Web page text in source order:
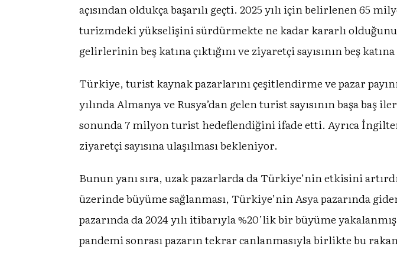
açısından oldukça başarılı geçti. 2025 yılı için belirlenen 65
turizmdeki yükselişini sürdürmekte ne kadar kararlı
gelirlerinin beş katına çıktığını ve ziyaretçi sayısının beş
Türkiye, turist kaynak pazarlarını çeşitlendirme ve pazar
yılında Almanya ve Rusya’dan gelen turist sayısının başa
sonunda 7 milyon turist hedeflendiğini ifade etti. Ayrıca
ziyaretçi sayısına ulaşılması bekleniyor.
Bunun yanı sıra, uzak pazarlarda da Türkiye’nin etkisini
üzerinde büyüme sağlanması, Türkiye’nin Asya pazarında
pazarında da 2024 yılı itibarıyla %20’lik bir büyüme
pandemi sonrası pazarın tekrar canlanmasıyla birlikte bu